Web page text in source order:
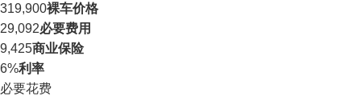
319,900裸车价格
29,092必要费用
9,425商业保险
6%利率
必要花费